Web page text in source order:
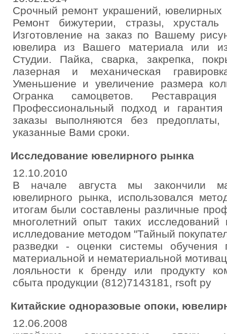
Срочный ремонт украшений, ювелирных
Ремонт бижутерии, стразы,
Изготовление на заказ по Вашему
ювелира из Вашего материала или
Студии. Пайка, сварка, закрепка,
лазерная и механическая
Уменьшение и увеличение размера
Огранка самоцветов.
Профессиональный подход и
заказы выполняются без
указанные Вами сроки.
Исследование ювелирного рынка
12.10.2010
В начале августа мы закончили
ювелирного рынка, использовался
итогам были составлены различные
многолетний опыт таких
ислледование методом "Тайный
разведки - оценки системы обучения
материальной и нематериальной
лояльности к бренду или продукту
сбыта продукции (812)7143181, rsoft ру
Китайские одноразовые опоки,
12.06.2008